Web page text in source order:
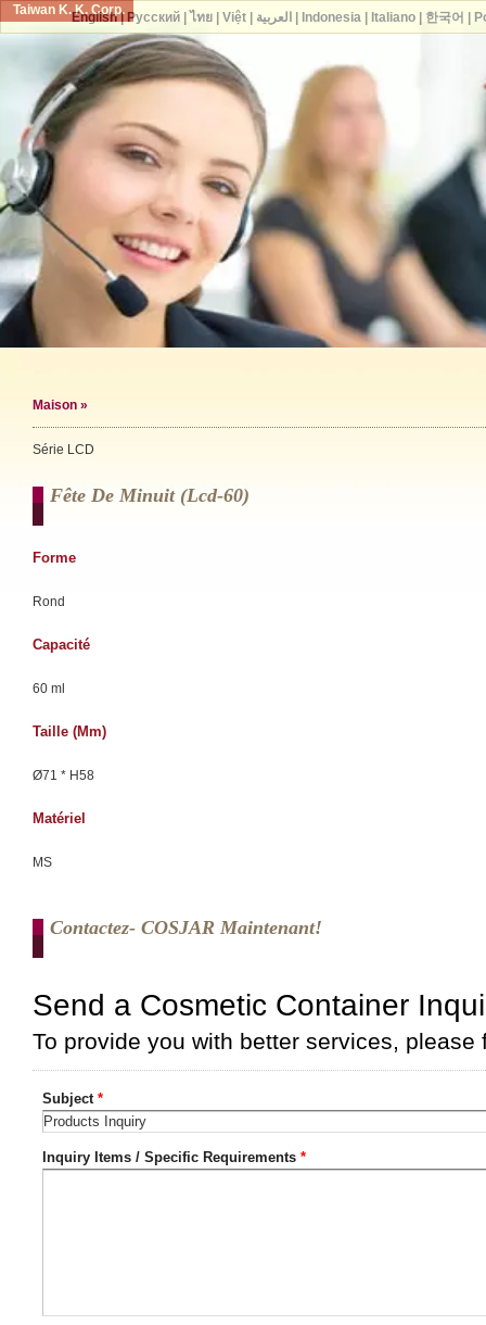
Taiwan K. K. Corp.
Maison »
Série LCD
Fête De Minuit (lcd-60)
Forme
Rond
Capacité
60 ml
Taille (mm)
Ø71 * H58
Matériel
MS
Contactez- COSJAR Maintenant!
English| Русский| ไทย| Việt| العربية Indonesia| Italiano| 한국어